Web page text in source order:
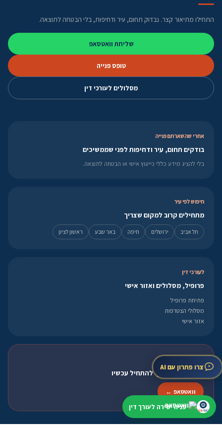
התחילו מתיאור קצר. נבדוק תחום, עיר ודחיפות, בלי הבטחה לתוצאה.
שליחת וואטסאפ
טופס פנייה
מסלולים לעורכי דין
אחרי שהשארתם פנייה
בודקים תחום, עיר ודחיפות לפני שממשיכים
בלי להציג מידע כללי כייעוץ אישי או הבטחה לתוצאה.
חיפוש לפי עיר
מתחילים קרוב למקום שצריך
תל אביב ירושלים חיפה באר שבע ראשון לציון
לעורכי דין
פרופיל, מסלולים ואזור אישי
פתיחת פרופיל
מסלולי הצטרפות
אזור אישי
מועד קרוב? עדיף להתחיל עכשיו
וואטסאפ ←
צרו פתרון עם AI
פניה ישירה לעורך דין